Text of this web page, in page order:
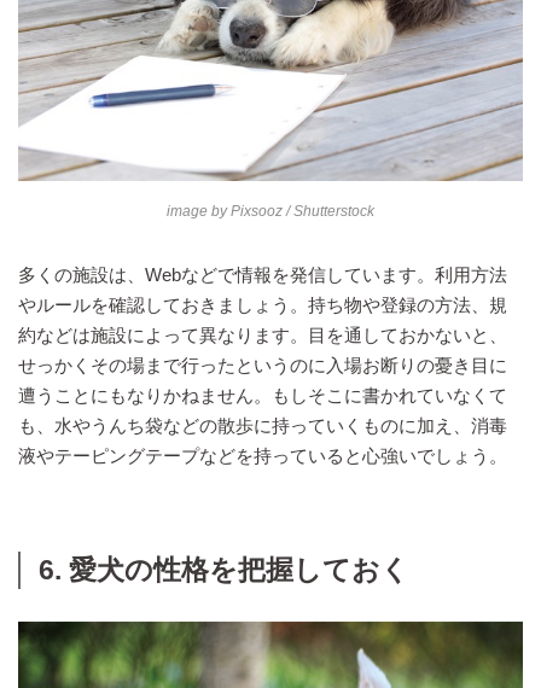
image byPixsooz / Shutterstock
多くの施設は、Webなどで情報を発信しています。利用方法
やルールを確認しておきましょう。持ち物や登録の方法、規
約などは施設によって異なります。目を通しておかないと、
せっかくその場まで行ったというのに入場お断りの憂き目に
遭うことにもなりかねません。もしそこに書かれていなくて
も、水やうんち袋などの散歩に持っていくものに加え、消毒
液やテーピングテープなどを持っていると心強いでしょう。
6. 愛犬の性格を把握しておく